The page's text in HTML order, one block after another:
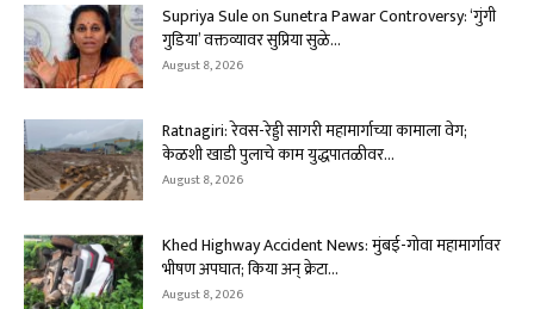
Supriya Sule on Sunetra Pawar Controversy: ‘गुंगी
गुडिया’ वक्तव्यावर सुप्रिया सुळे...
August 8, 2026
Ratnagiri: रेवस-रेड्डी सागरी महामार्गाच्या कामाला वेग;
केळशी खाडी पुलाचे काम युद्धपातळीवर...
August 8, 2026
Khed Highway Accident News: मुंबई-गोवा महामार्गावर
भीषण अपघात; किया अन् क्रेटा...
August 8, 2026